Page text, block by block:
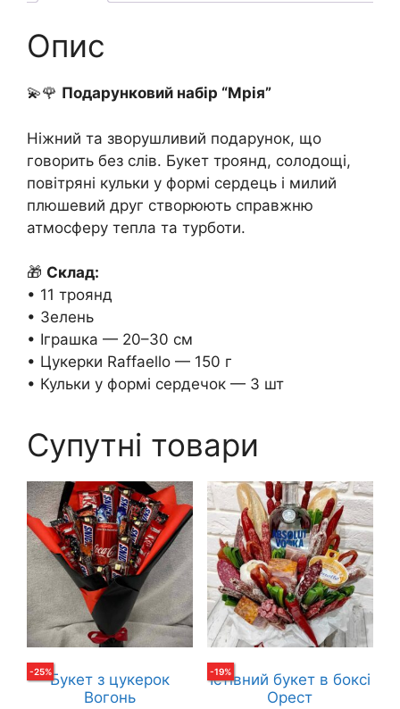
Опис
💫🌹 Подарунковий набір “Мрія”
Ніжний та зворушливий подарунок, що
говорить без слів. Букет троянд, солодощі,
повітряні кульки у формі сердець і милий
плюшевий друг створюють справжню
атмосферу тепла та турботи.
🎁 Склад:
• 11 троянд
• Зелень
• Іграшка — 20–30 см
• Цукерки Raffaello — 150 г
• Кульки у формі сердечок — 3 шт
Супутні товари
-25%Букет з цукерок
Вогонь
-19%
Їстівний букет в боксі
Орест